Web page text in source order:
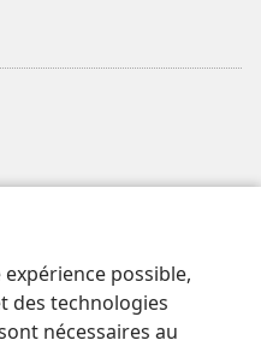
possible,
des technologies
nécessaires au